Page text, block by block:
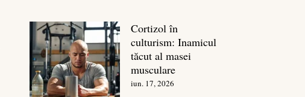
spate:
Top
7
mișcări
pentru
un
Cortizol în
culturism: Inamicul
tăcut al masei
musculare
iun. 17, 2026